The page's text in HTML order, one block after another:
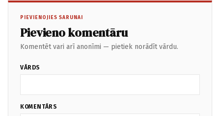
PIEVIENOJIES SARUNAI
Pievieno komentāru
Komentēt vari arī anonīmi — pietiek norādīt vārdu.
VĀRDS
KOMENTĀRS